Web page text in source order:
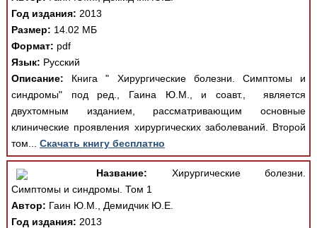
Год издания: 2013
Размер: 14.02 МБ
Формат: pdf
Язык: Русский
Описание: Книга " Хирургические болезни. Симптомы и
синдромы" под ред., Гаина Ю.М., и соавт., является
двухтомным изданием, рассматривающим основные
клинические проявления хирургических заболеваний. Второй
том... Скачать книгу бесплатно
Название: Хирургические болезни.
Симптомы и синдромы. Том 1
Автор: Гаин Ю.М., Демидчик Ю.Е.
Год издания: 2013